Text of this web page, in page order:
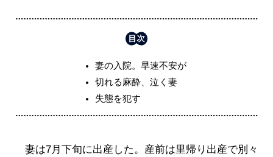
妻の入院。早速不安が
切れる麻酔、泣く妻
失態を犯す
妻は7月下旬に出産した。産前は里帰り出産で別々